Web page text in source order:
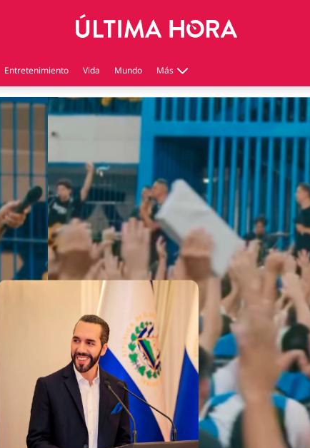
Entretenimiento Vida Mundo Más
Virales
Tecnología
Estilo de vida
Contenido patrocinado
Instagram